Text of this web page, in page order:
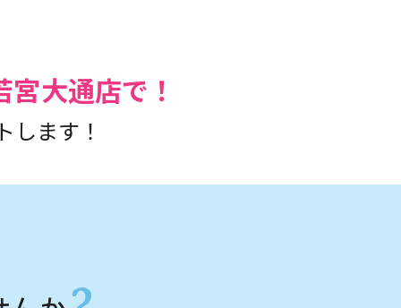
大通店で！
します！